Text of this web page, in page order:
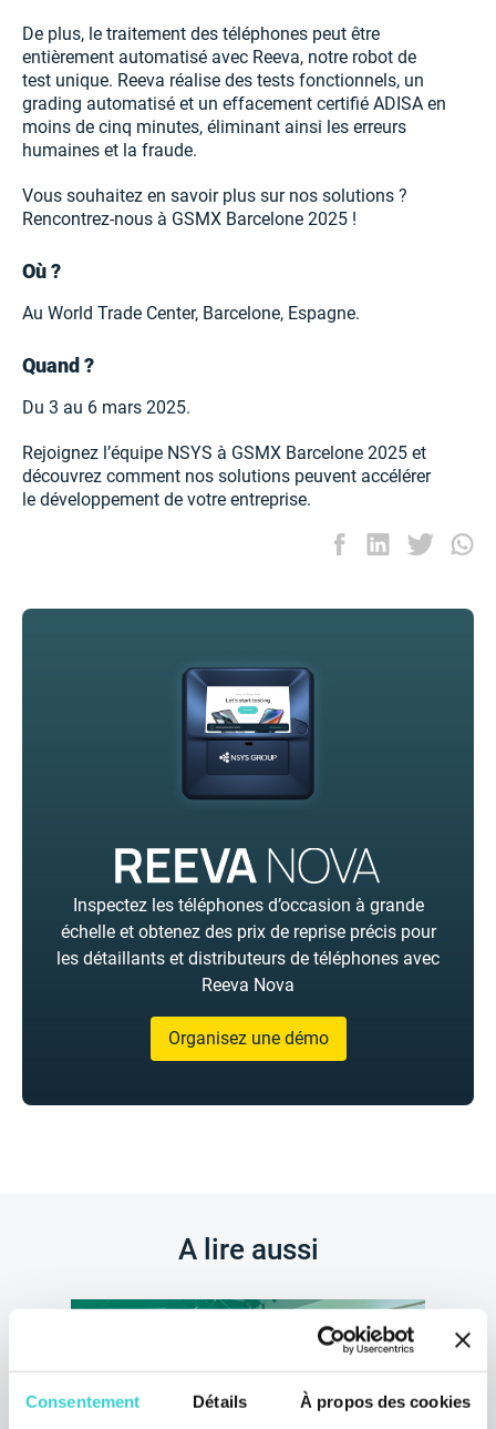
Consentement Détails À propos des cookies
De plus, le traitement des téléphones peut être
entièrement automatisé avec Reeva, notre robot de
test unique. Reeva réalise des tests fonctionnels, un
grading automatisé et un effacement certifié ADISA en
moins de cinq minutes, éliminant ainsi les erreurs
humaines et la fraude.
Vous souhaitez en savoir plus sur nos solutions ?
Rencontrez-nous à GSMX Barcelone 2025 !
Où ?
Au World Trade Center, Barcelone, Espagne.
Quand ?
Du 3 au 6 mars 2025.
Rejoignez l’équipe NSYS à GSMX Barcelone 2025 et
découvrez comment nos solutions peuvent accélérer
le développement de votre entreprise.
Inspectez les téléphones d’occasion à grande
échelle et obtenez des prix de reprise précis pour
les détaillants et distributeurs de téléphones avec
Reeva Nova
Organisez une démo
A lire aussi